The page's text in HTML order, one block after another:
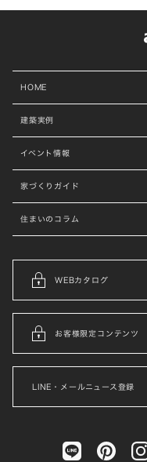
HOME
建築実例
イベント情報
家づくりガイド
住まいのコラム
WEBカタログ
お客様限定コンテンツ
LINE・メールニュース登録